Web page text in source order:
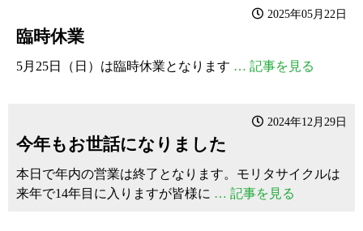
2025年05月22日
臨時休業
5月25日（日）は臨時休業となります … 記事を見る
2024年12月29日
今年もお世話になりました
本日で年内の営業は終了となります。モリタサイクルは
来年で14年目に入りますが皆様に … 記事を見る